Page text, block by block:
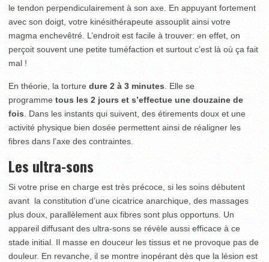
le tendon perpendiculairement à son axe. En appuyant fortement
avec son doigt, votre kinésithérapeute assouplit ainsi votre
magma enchevêtré. L’endroit est facile à trouver: en effet, on
perçoit souvent une petite tuméfaction et surtout c’est là où ça fait
mal !
En théorie, la torture dure 2 à 3 minutes. Elle se
programme tous les 2 jours et s’effectue une douzaine de
fois. Dans les instants qui suivent, des étirements doux et une
activité physique bien dosée permettent ainsi de réaligner les
fibres dans l’axe des contraintes.
Les ultra-sons
Si votre prise en charge est très précoce, si les soins débutent
avant la constitution d’une cicatrice anarchique, des massages
plus doux, parallèlement aux fibres sont plus opportuns. Un
appareil diffusant des ultra-sons se révèle aussi efficace à ce
stade initial. Il masse en douceur les tissus et ne provoque pas de
douleur. En revanche, il se montre inopérant dès que la lésion est